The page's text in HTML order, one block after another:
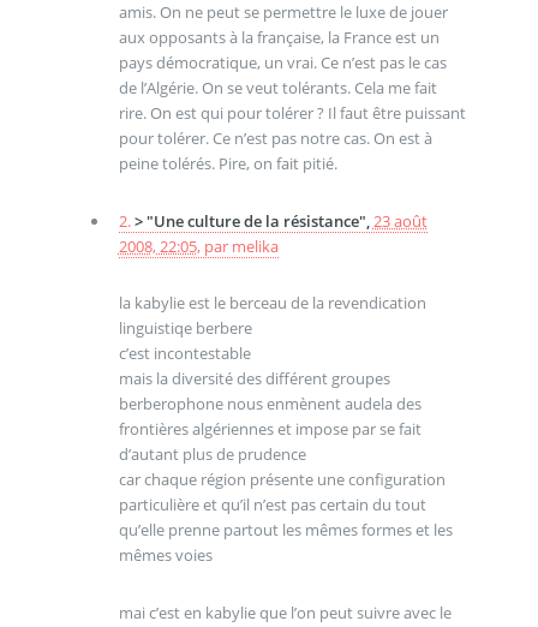
amis. On ne peut se permettre le luxe de jouer
aux opposants à la française, la France est un
pays démocratique, un vrai. Ce n’est pas le cas
de l’Algérie. On se veut tolérants. Cela me fait
rire. On est qui pour tolérer ? Il faut être puissant
pour tolérer. Ce n’est pas notre cas. On est à
peine tolérés. Pire, on fait pitié.
2.> "Une culture de la résistance",23 août
2008, 22:05, par melika
la kabylie est le berceau de la revendication
linguistiqe berbere
c’est incontestable
mais la diversité des différent groupes
berberophone nous enmènent audela des
frontières algériennes et impose par se fait
d’autant plus de prudence
car chaque région présente une configuration
particulière et qu’il n’est pas certain du tout
qu’elle prenne partout les mêmes formes et les
mêmes voies
mai c’est en kabylie que l’on peut suivre avec le